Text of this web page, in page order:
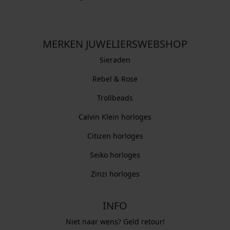
MERKEN JUWELIERSWEBSHOP
Sieraden
Rebel & Rose
Trollbeads
Calvin Klein horloges
Citizen horloges
Seiko horloges
Zinzi horloges
INFO
Niet naar wens? Geld retour!